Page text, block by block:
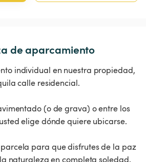
de aparcamiento
individual en nuestra propiedad,
calle residencial.
(o de grava) o entre los
elige dónde quiere ubicarse.
para que disfrutes de la paz
naturaleza en completa soledad.